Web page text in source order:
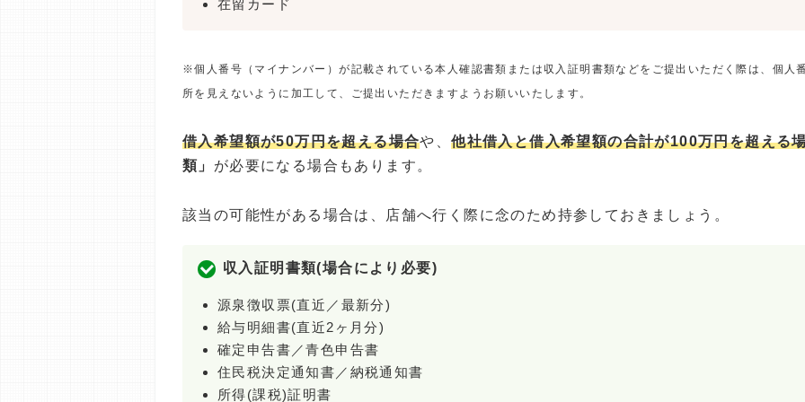
在留カード
※個人番号（マイナンバー）が記載されている本人確認書類または収入証明書類などをご提出いただく際は、個人
所を見えないように加工して、ご提出いただきますようお願いいたします。
借入希望額が50万円を超える場合や、他社借入と借入希望額の合計が100万円を超える
類」 が必要になる場合もあります。
該当の可能性がある場合は、店舗へ行く際に念のため持参しておきましょう。
収入証明書類(場合により必要)
源泉徴収票(直近／最新分)
給与明細書(直近2ヶ月分)
確定申告書／青色申告書
住民税決定通知書／納税通知書
所得(課税)証明書